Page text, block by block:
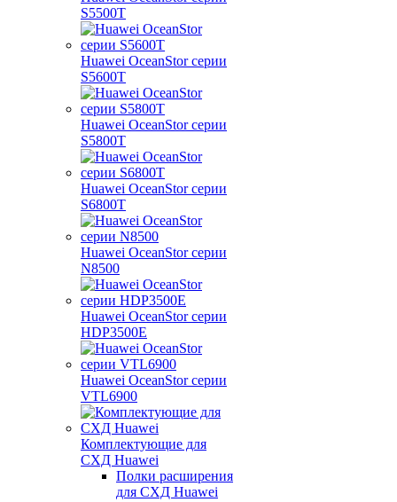
S5500T
Huawei OceanStor серии
S5600T
Huawei OceanStor серии
S5800T
Huawei OceanStor серии
S6800T
Huawei OceanStor серии
N8500
Huawei OceanStor серии
HDP3500E
Huawei OceanStor серии
VTL6900
Комплектующие для
СХД Huawei
Полки расширения
для СХД Huawei